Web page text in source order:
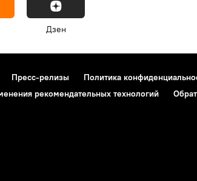
Дзен
Пресс-релизы
Политика
рекомендательных технологий